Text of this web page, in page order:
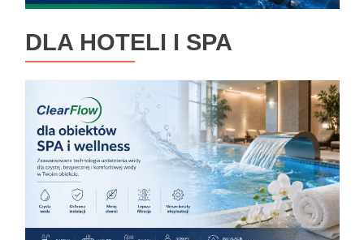
DLA HOTELI I SPA